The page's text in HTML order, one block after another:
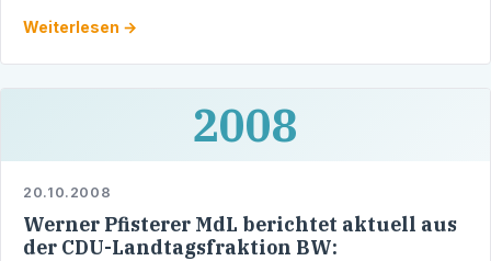
Weiterlesen →
2008
20.10.2008
Werner Pfisterer MdL berichtet aktuell aus
der CDU-Landtagsfraktion BW: